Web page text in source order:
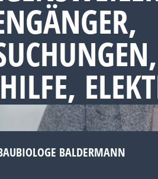
BALDERMANN